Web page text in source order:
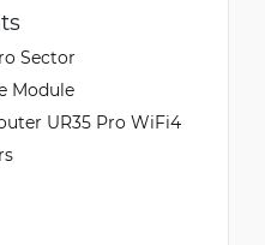
Sector
Module
UR35 Pro WiFi4